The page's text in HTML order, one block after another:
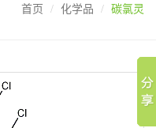
首页 化学品 碳氯灵